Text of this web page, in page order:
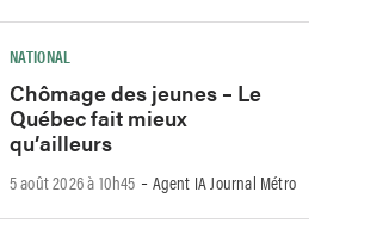
NATIONAL
Chômage des jeunes – Le
Québec fait mieux
qu’ailleurs
5 août 2026 à 10h45 -Agent IA Journal Métro